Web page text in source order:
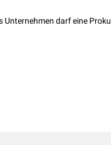
Unternehmen darf eine